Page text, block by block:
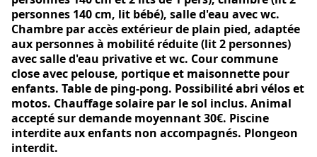
personnes 140 cm, lit bébé), salle d'eau avec wc.
Chambre par accès extérieur de plain pied, adaptée
aux personnes à mobilité réduite (lit 2 personnes)
avec salle d'eau privative et wc. Cour commune
close avec pelouse, portique et maisonnette pour
enfants. Table de ping-pong. Possibilité abri vélos et
motos. Chauffage solaire par le sol inclus. Animal
accepté sur demande moyennant 30€. Piscine
interdite aux enfants non accompagnés. Plongeon
interdit.